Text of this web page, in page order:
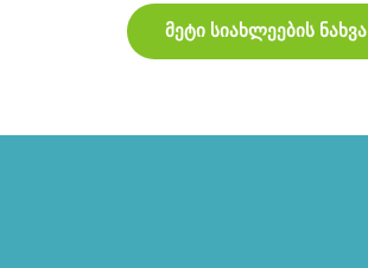
მეტი სიახლეების ნახვა